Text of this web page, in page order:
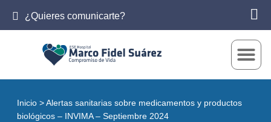
¿Quieres comunicarte?
Inicio >Alertas sanitarias sobre medicamentos y productos
biológicos – INVIMA – Septiembre 2024